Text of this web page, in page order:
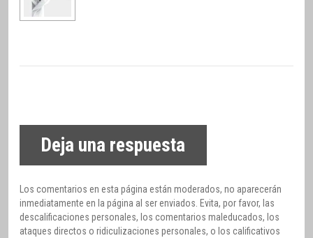
Deja una respuesta
Los comentarios en esta página están moderados, no aparecerán
inmediatamente en la página al ser enviados. Evita, por favor, las
descalificaciones personales, los comentarios maleducados, los
ataques directos o ridiculizaciones personales, o los calificativos